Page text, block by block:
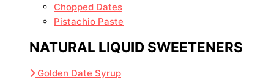
Chopped Dates
Pistachio Paste
NATURAL LIQUID SWEETENERS
Golden Date Syrup